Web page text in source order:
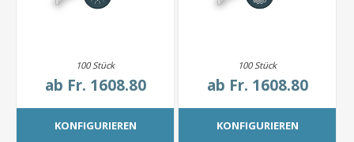
100 Stück
ab Fr. 1608.80
KONFIGURIEREN
100 Stück
ab Fr. 1608.80
KONFIGURIEREN